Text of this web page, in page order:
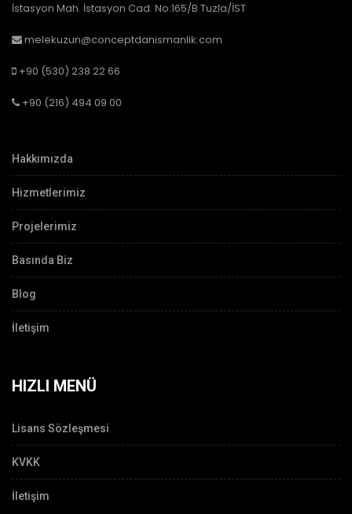
İstasyon Mah. İstasyon Cad. No:165/B Tuzla/İST
melekuzun@conceptdanismanlik.com
+90 (530) 238 22 66
+90 (216) 494 09 00
Hakkımızda
Hizmetlerimiz
Projelerimiz
Basında Biz
Blog
İletişim
HIZLI MENÜ
Lisans Sözleşmesi
KVKK
İletişim